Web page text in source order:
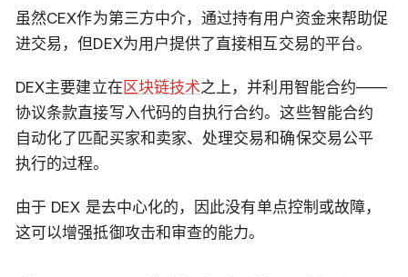
虽然CEX作为第三方中介，通过持有用户资金来帮助促
进交易，但DEX为用户提供了直接相互交易的平台。
DEX主要建立在 区块链技术之上，并利用智能合约——
协议条款直接写入代码的自执行合约。这些智能合约
自动化了匹配买家和卖家、处理交易和确保交易公平
执行的过程。
由于 DEX 是去中心化的，因此没有单点控制或故障，
这可以增强抵御攻击和审查的能力。